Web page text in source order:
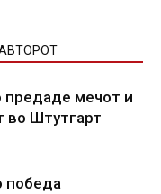
предаде мечот и
во Штутгарт
победа